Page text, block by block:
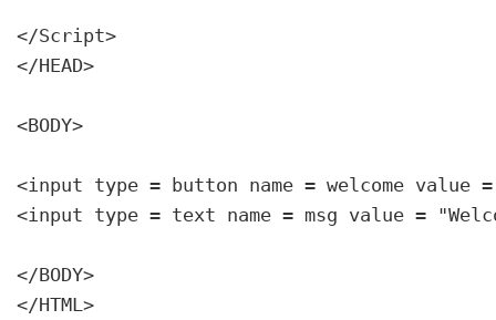
</Script>
</HEAD>
<BODY>
<input type = button name = welcome value
<input type = text name = msg value =
</BODY>
</HTML>